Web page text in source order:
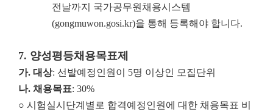
전날까지 국가공무원채용시스템
(gongmuwon.gosi.kr)을 통해 등록해야 합니다.
7. 양성평등채용목표제
가. 대상: 선발예정인원이 5명 이상인 모집단위
나. 채용목표: 30%
○ 시험실시단계별로 합격예정인원에 대한 채용목표 비